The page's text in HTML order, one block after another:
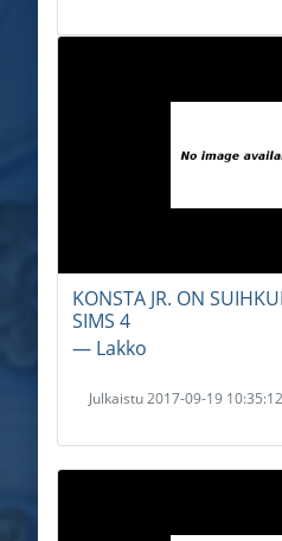
KONSTA JR. ON
SIMS 4
― Lakko
Julkaistu 2017-09-19